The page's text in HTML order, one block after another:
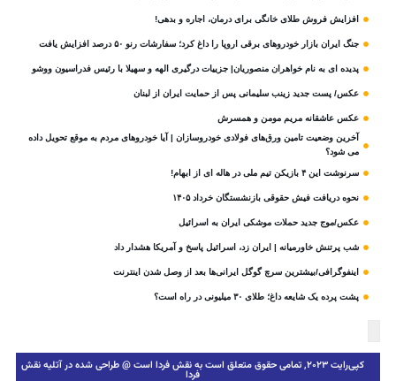
افزایش فروش طلای خانگی برای درمان، اجاره و بدهی!
جنگ ایران بازار خودروهای برقی اروپا را داغ کرد؛ سفارشات رنو ۵۰ درصد افزایش یافت
پدیده ای به نام خواهران منصوریان| جزییات درگیری الهه و سهیلا با رئیس فدراسیون ووشو
عکس/ پست جدید زینب سلیمانی پس از حمایت ایران از لبنان
عکس عاشقانه مریم مومن و همسرش
آخرین وضعیت تامین ورق‌های فولادی خودروسازان | آیا خودروهای مردم به موقع تحویل داده
می شود؟
سرنوشت این ۴ بازیکن تیم ملی در هاله ای از ابهام!
نحوه دریافت فیش حقوقی بازنشستگان خرداد ۱۴۰۵
عکس/موج جدید حملات موشکی ایران به اسرائیل
شب پرتنش خاورمیانه | ایران زد، اسرائیل پاسخ و آمریکا هشدار داد
اینفوگرافی/بیشترین سرچ گوگل ایرانی‌ها بعد از وصل شدن اینترنت
پشت پرده یک شایعه داغ؛ طلای ۳۰ میلیونی در راه است؟
کپی‌رایت ۲۰۲۳, تمامی حقوق متعلق است به نقش فردا است @ طراحی شده در آتلیه نقش
فردا